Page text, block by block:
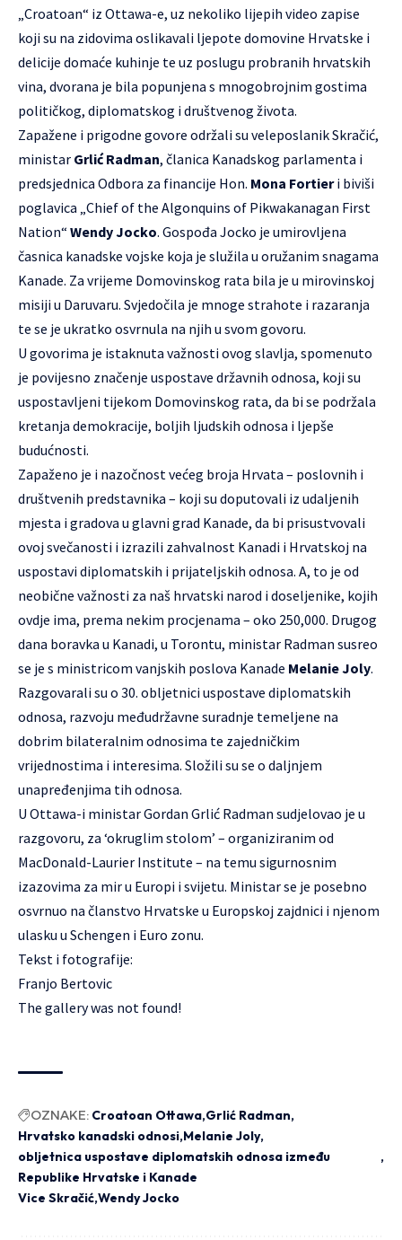
„Croatoan“ iz Ottawa-e, uz nekoliko lijepih video zapise
koji su na zidovima oslikavali ljepote domovine Hrvatske i
delicije domaće kuhinje te uz poslugu probranih hrvatskih
vina, dvorana je bila popunjena s mnogobrojnim gostima
političkog, diplomatskog i društvenog života.
Zapažene i prigodne govore održali su veleposlanik Skračić,
ministar Grlić Radman, članica Kanadskog parlamenta i
predsjednica Odbora za financije Hon. Mona Fortieri biviši
poglavica „Chief of the Algonquins of Pikwakanagan First
Nation“ Wendy Jocko. Gospođa Jocko je umirovljena
časnica kanadske vojske koja je služila u oružanim snagama
Kanade. Za vrijeme Domovinskog rata bila je u mirovinskoj
misiji u Daruvaru. Svjedočila je mnoge strahote i razaranja
te se je ukratko osvrnula na njih u svom govoru.
U govorima je istaknuta važnosti ovog slavlja, spomenuto
je povijesno značenje uspostave državnih odnosa, koji su
uspostavljeni tijekom Domovinskog rata, da bi se podržala
kretanja demokracije, boljih ljudskih odnosa i ljepše
budućnosti.
Zapaženo je i nazočnost većeg broja Hrvata – poslovnih i
društvenih predstavnika – koji su doputovali iz udaljenih
mjesta i gradova u glavni grad Kanade, da bi prisustvovali
ovoj svečanosti i izrazili zahvalnost Kanadi i Hrvatskoj na
uspostavi diplomatskih i prijateljskih odnosa. A, to je od
neobične važnosti za naš hrvatski narod i doseljenike, kojih
ovdje ima, prema nekim procjenama – oko 250,000. Drugog
dana boravka u Kanadi, u Torontu, ministar Radman susreo
se je s ministricom vanjskih poslova Kanade Melanie Joly.
Razgovarali su o 30. obljetnici uspostave diplomatskih
odnosa, razvoju međudržavne suradnje temeljene na
dobrim bilateralnim odnosima te zajedničkim
vrijednostima i interesima. Složili su se o daljnjem
unapređenjima tih odnosa.
U Ottawa-i ministar Gordan Grlić Radman sudjelovao je u
razgovoru, za ‘okruglim stolom’ – organiziranim od
MacDonald-Laurier Institute – na temu sigurnosnim
izazovima za mir u Europi i svijetu. Ministar se je posebno
osvrnuo na članstvo Hrvatske u Europskoj zajdnici i njenom
ulasku u Schengen i Euro zonu.
Tekst i fotografije:
Franjo Bertovic
The gallery was not found!
OZNAKE: Croatoan Ottawa Grlić Radman
Hrvatsko kanadski odnosi Melanie Joly
obljetnica uspostave diplomatskih odnosa između
Republike Hrvatske i Kanade
Vice Skračić Wendy Jocko